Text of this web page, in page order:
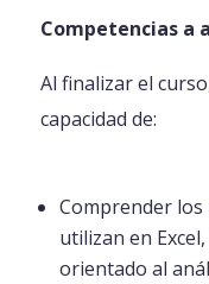
Competencias a
Al finalizar el
capacidad de:
Comprender los
utilizan en
orientado al